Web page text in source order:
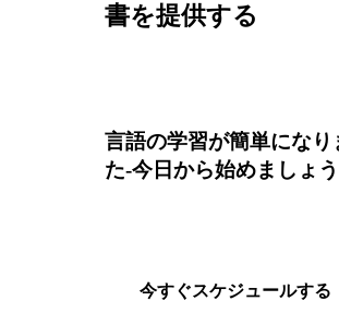
書を提供する
言語の学習が簡単になり
た-今日から始めましょう
今すぐスケジュールする